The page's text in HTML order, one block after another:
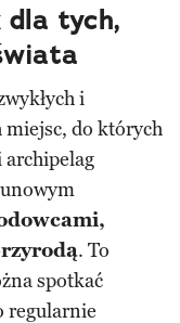
dla tych,
i
miejsc, do których
archipelag
. To
spotkać
regularnie